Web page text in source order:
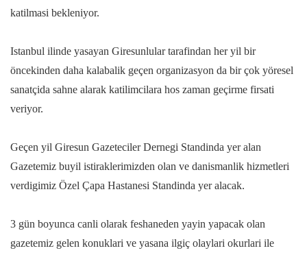
katilmasi bekleniyor.
Istanbul ilinde yasayan Giresunlular tarafindan her yil bir
öncekinden daha kalabalik geçen organizasyon da bir çok yöresel
sanatçida sahne alarak katilimcilara hos zaman geçirme firsati
veriyor.
Geçen yil Giresun Gazeteciler Dernegi Standinda yer alan
Gazetemiz buyil istiraklerimizden olan ve danismanlik hizmetleri
verdigimiz Özel Çapa Hastanesi Standinda yer alacak.
3 gün boyunca canli olarak feshaneden yayin yapacak olan
gazetemiz gelen konuklari ve yasana ilgiç olaylari okurlari ile